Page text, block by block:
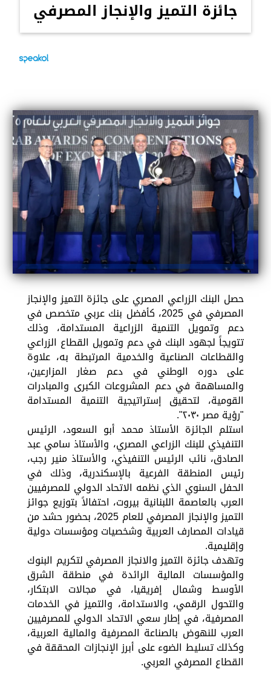
جائزة التميز والإنجاز المصرفي
حصل البنك الزراعي المصري على جائزة التميز والإنجاز
المصرفي في 2025، كأفضل بنك عربي متخصص في
دعم وتمويل التنمية الزراعية المستدامة، وذلك
تتويجاً لجهود البنك في دعم وتمويل القطاع الزراعي
والقطاعات الصناعية والخدمية المرتبطة به، علاوة
على دوره الوطني في دعم صغار المزارعين،
والمساهمة في دعم المشروعات الكبرى والمبادرات
القومية، لتحقيق إستراتيجية التنمية المستدامة
"رؤية مصر ٢٠٣٠".
استلم الجائزة الأستاذ محمد أبو السعود، الرئيس
التنفيذي للبنك الزراعي المصري، والأستاذ سامي عبد
الصادق، نائب الرئيس التنفيذي، والأستاذ منير رجب،
رئيس المنطقة الفرعية بالإسكندرية، وذلك في
الحفل السنوي الذي نظمه الاتحاد الدولي للمصرفيين
العرب بالعاصمة اللبنانية بيروت، احتفالاً بتوزيع جوائز
التميز والإنجاز المصرفي للعام 2025، بحضور حشد من
قيادات المصارف العربية وشخصيات ومؤسسات دولية
وإقليمية.
وتهدف جائزة التميز والانجاز المصرفي لتكريم البنوك
والمؤسسات المالية الرائدة في منطقة الشرق
الأوسط وشمال إفريقيا، في مجالات الابتكار،
والتحول الرقمي، والاستدامة، والتميز في الخدمات
المصرفية، في إطار سعي الاتحاد الدولي للمصرفيين
العرب للنهوض بالصناعة المصرفية والمالية العربية،
وكذلك تسليط الضوء على أبرز الإنجازات المحققة في
القطاع المصرفي العربي.